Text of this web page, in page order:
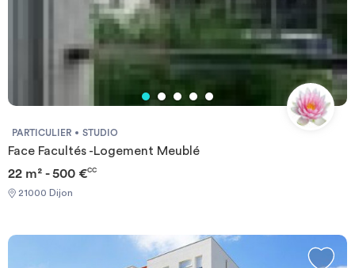
Bonne recherche et bon emménagement.
PARTICULIER STUDIO
Face Facultés -Logement Meublé
22 m² - 500 €CC
21000 Dijon